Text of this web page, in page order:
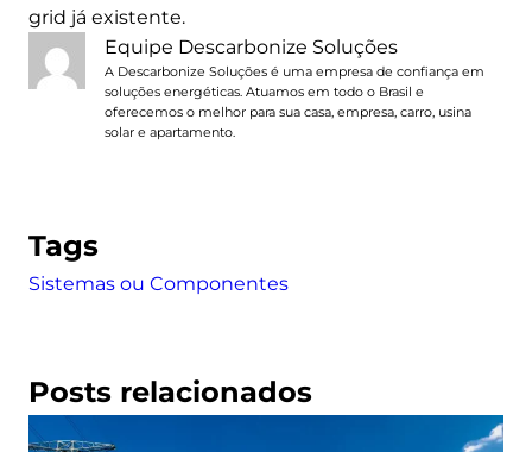
grid já existente.
Equipe Descarbonize Soluções
A Descarbonize Soluções é uma empresa de confiança em
soluções energéticas. Atuamos em todo o Brasil e
oferecemos o melhor para sua casa, empresa, carro, usina
solar e apartamento.
Tags
Sistemas ou Componentes
Posts relacionados